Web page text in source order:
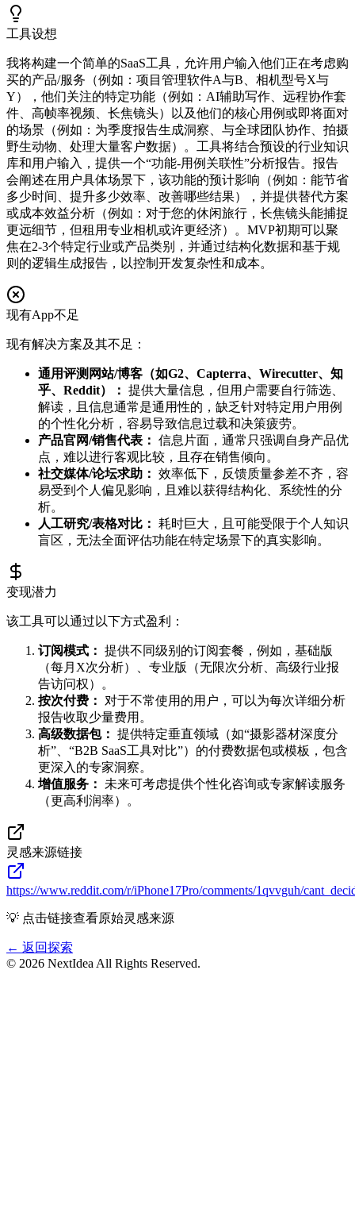
工具设想
我将构建一个简单的SaaS工具，允许用户输入他们正在考虑购
买的产品/服务（例如：项目管理软件A与B、相机型号X与
Y），他们关注的特定功能（例如：AI辅助写作、远程协作套
件、高帧率视频、长焦镜头）以及他们的核心用例或即将面对
的场景（例如：为季度报告生成洞察、与全球团队协作、拍摄
野生动物、处理大量客户数据）。工具将结合预设的行业知识
库和用户输入，提供一个“功能-用例关联性”分析报告。报告
会阐述在用户具体场景下，该功能的预计影响（例如：能节省
多少时间、提升多少效率、改善哪些结果），并提供替代方案
或成本效益分析（例如：对于您的休闲旅行，长焦镜头能捕捉
更远细节，但租用专业相机或许更经济）。MVP初期可以聚
焦在2-3个特定行业或产品类别，并通过结构化数据和基于规
则的逻辑生成报告，以控制开发复杂性和成本。
现有App不足
现有解决方案及其不足：
通用评测网站/博客（如G2、Capterra、Wirecutter、知
乎、Reddit）： 提供大量信息，但用户需要自行筛选、
解读，且信息通常是通用性的，缺乏针对特定用户用例
的个性化分析，容易导致信息过载和决策疲劳。
产品官网/销售代表： 信息片面，通常只强调自身产品优
点，难以进行客观比较，且存在销售倾向。
社交媒体/论坛求助： 效率低下，反馈质量参差不齐，容
易受到个人偏见影响，且难以获得结构化、系统性的分
析。
人工研究/表格对比： 耗时巨大，且可能受限于个人知识
盲区，无法全面评估功能在特定场景下的真实影响。
变现潜力
该工具可以通过以下方式盈利：
订阅模式： 提供不同级别的订阅套餐，例如，基础版
（每月X次分析）、专业版（无限次分析、高级行业报
告访问权）。
按次付费：
对于不常使用的用户，可以为每次详细分析
报告收取少量费用。
高级数据包： 提供特定垂直领域（如“摄影器材深度分
析”、“B2B SaaS工具对比”）的付费数据包或模板，包含
更深入的专家洞察。
增值服务：
未来可考虑提供个性化咨询或专家解读服务
（更高利润率）。
灵感来源链接
https://www.reddit.com/r/iPhone17Pro/comments/1qvvguh/
💡 点击链接查看原始灵感来源
← 返回探索
© 2026 NextIdea All Rights Reserved.